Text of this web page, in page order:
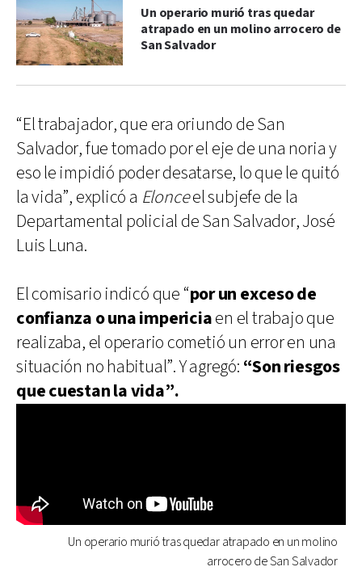
Un operario murió tras quedar
atrapado en un molino arrocero de
San Salvador
“El trabajador, que era oriundo de San
Salvador, fue tomado por el eje de una noria y
eso le impidió poder desatarse, lo que le quitó
la vida”, explicó a Elonceel subjefe de la
Departamental policial de San Salvador, José
Luis Luna.
El comisario indicó que “por un exceso de
confianza o una impericiaen el trabajo que
realizaba, el operario cometió un error en una
situación no habitual”. Y agregó: “Son riesgos
que cuestan la vida”.
Un operario murió tras quedar atrapado en un molino
arrocero de San Salvador